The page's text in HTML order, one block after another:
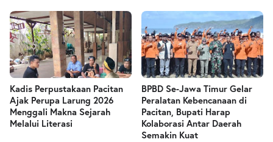
Kadis Perpustakaan Pacitan
Ajak Perupa Larung 2026
Menggali Makna Sejarah
Melalui Literasi
BPBD Se-Jawa Timur Gelar
Peralatan Kebencanaan di
Pacitan, Bupati Harap
Kolaborasi Antar Daerah
Semakin Kuat